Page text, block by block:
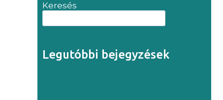
Keresés
Legutóbbi bejegyzések